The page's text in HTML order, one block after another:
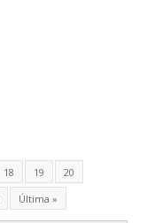
18 19
20
Última »